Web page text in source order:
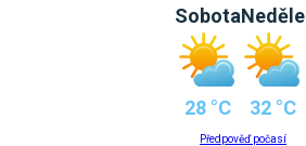
Sobota
28 °C
Neděle
32 °C
Předpověď počasí